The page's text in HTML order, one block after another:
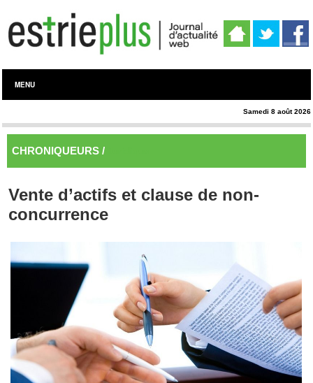
MENU
Samedi 8 août 2026
CHRONIQUEURS /
Vente d’actifs et clause de non-
concurrence